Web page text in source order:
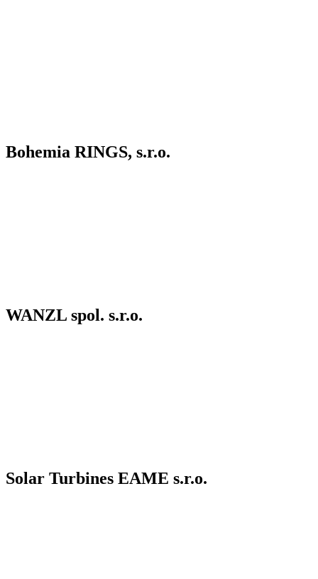
Bohemia RINGS, s.r.o.
WANZL spol. s.r.o.
Solar Turbines EAME s.r.o.